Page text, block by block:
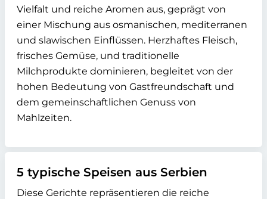
Vielfalt und reiche Aromen aus, geprägt von
einer Mischung aus osmanischen, mediterranen
und slawischen Einflüssen. Herzhaftes Fleisch,
frisches Gemüse, und traditionelle
Milchprodukte dominieren, begleitet von der
hohen Bedeutung von Gastfreundschaft und
dem gemeinschaftlichen Genuss von
Mahlzeiten.
5 typische Speisen aus Serbien
Diese Gerichte repräsentieren die reiche